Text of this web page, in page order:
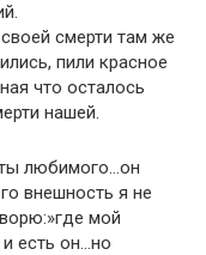
смерти там же
пили красное
что осталось
нашей.
любимого…он
внешность я не
мой
есть он…но